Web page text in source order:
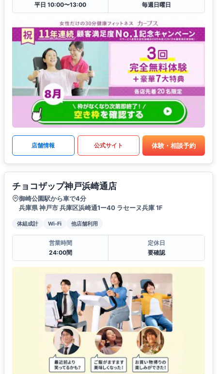
平日 10:00〜13:00
毎週日曜日
店舗情報 公式サイト 体験・相談予約
チョコザップ神戸浜崎通店
御崎公園駅から車で4分
兵庫県 神戸市 兵庫区浜崎通1ー40 ラセーヌ兵庫 1F
体組成計 Wi-Fi 他店舗利用
営業時間
24:00間
定休日
要確認